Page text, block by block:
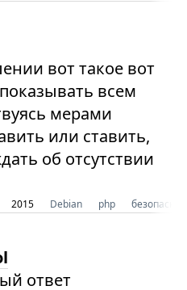
вот такое вот
всем
мерами
или ставить,
об отсутствии
2015 Debian php
ответ